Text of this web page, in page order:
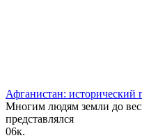
Афганистан: исторический
Многим людям земли до
представлялся
06к.